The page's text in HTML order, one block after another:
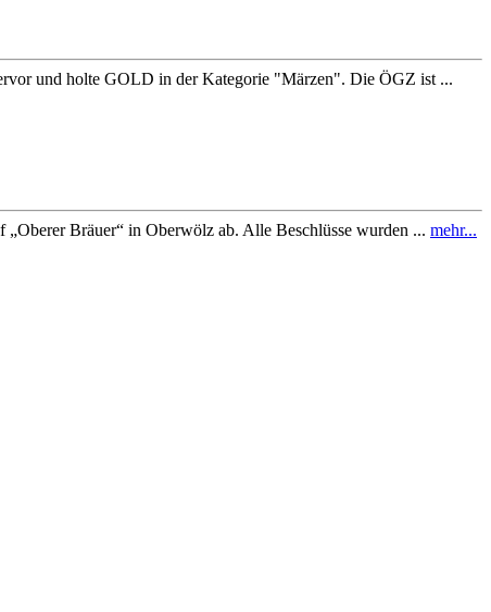
und holte GOLD in der Kategorie "Märzen". Die ÖGZ ist ...
Bräuer“ in Oberwölz ab. Alle Beschlüsse wurden ... mehr...